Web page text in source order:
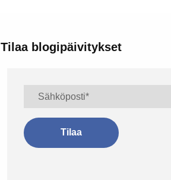
Tilaa blogipäivitykset